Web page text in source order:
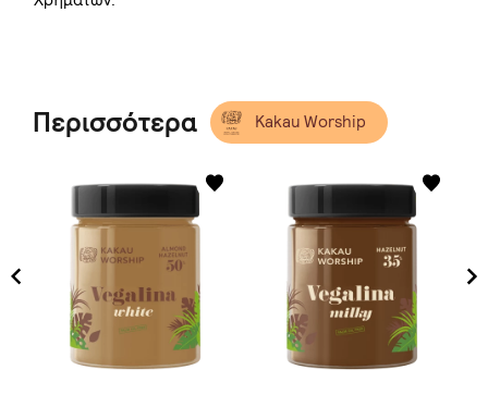
Περισσότερα Kakau Worship